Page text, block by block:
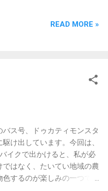
こいいものになるのではな
っぽい、もう少し豪華なも
外品に交換することにしま
であるだけのようで、プラ
にＰＯＳＨさんのハンドル
しこみ、ハンドルバーエン
したハンドルバーエンド
もなく、なかなかシックに
READ MORE »
ス号、ドゥカティモンスタ
け出しています。今回は、
イクで出かけると、私が必
はなく、たいてい地域の農
するのが楽しみの一つで